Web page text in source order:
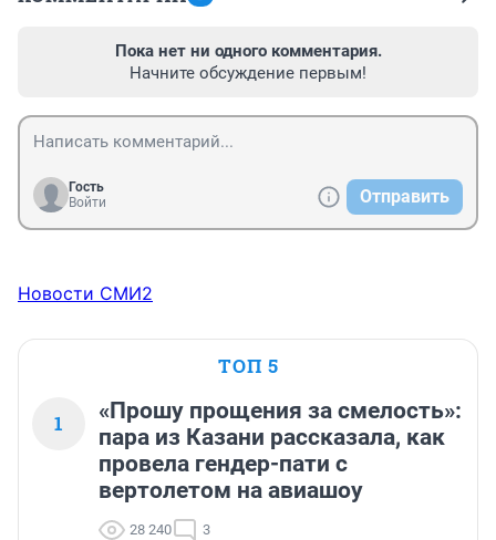
Пока нет ни одного комментария.
Начните обсуждение первым!
Гость
Войти
Отправить
Новости СМИ2
ТОП 5
1
«Прошу прощения за смелость»:
пара из Казани рассказала, как
провела гендер-пати с
вертолетом на авиашоу
28 240 3